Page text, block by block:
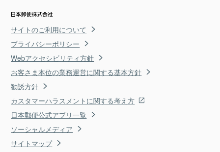
サイトのご利用について
プライバシーポリシー
Webアクセシビリティ方針
お客さま本位の業務運営に関する基本方針
勧誘方針
カスタマーハラスメントに関する考え方
日本郵便公式アプリ一覧
ソーシャルメディア
サイトマップ